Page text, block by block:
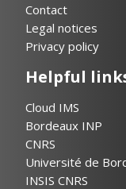
Contact
Legal notices
Privacy policy
Helpful
Cloud IMS
Bordeaux INP
CNRS
Université de
INSIS CNRS